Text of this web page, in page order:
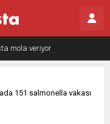
mola veriyor
151 salmonella vakası